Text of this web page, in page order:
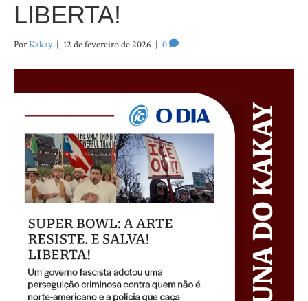
LIBERTA!
PorKakay | 12 de fevereiro de 2026 | 0